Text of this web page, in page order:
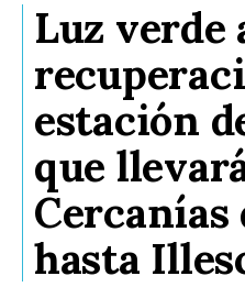
Luz verde
estación
que
hasta